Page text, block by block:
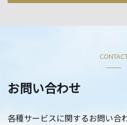
お問い合わせ
各種サービスに関するお問い合